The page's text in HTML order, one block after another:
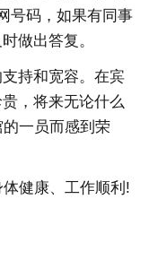
号码，如果有同事
做出答复。
持和宽容。在宾
，将来无论什么
一员而感到荣
健康、工作顺利!